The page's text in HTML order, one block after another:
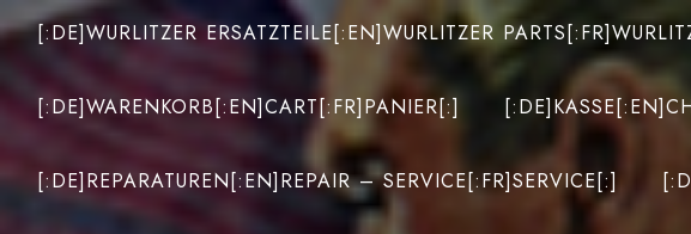
[:DE]WURLITZER ERSATZTEILE[:EN]WURLITZER
[:DE]WARENKORB[:EN]CART[:FR]PANIER[:]
[:DE]REPARATUREN[:EN]REPAIR – SERVICE[:FR]SERVICE[:]